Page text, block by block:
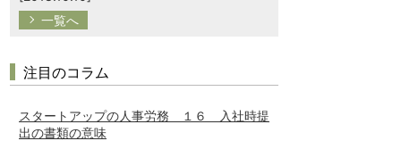
一覧へ
注目のコラム
スタートアップの人事労務 １６ 入社時提
出の書類の意味